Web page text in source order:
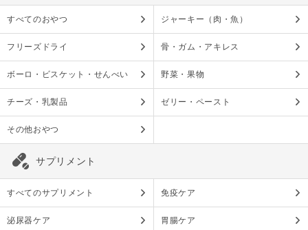
すべてのおやつ ジャーキー（肉・魚）
フリーズドライ 骨・ガム・アキレス
ボーロ・ビスケット・せんべい 野菜・果物
チーズ・乳製品 ゼリー・ペースト
その他おやつ
サプリメント
すべてのサプリメント 免疫ケア
泌尿器ケア 胃腸ケア